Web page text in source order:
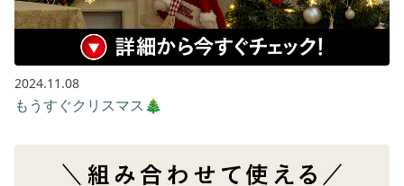
2024.11.08
もうすぐクリスマス🎄